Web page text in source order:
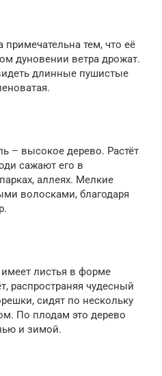
тем, что её
дуновении ветра дрожат.
длинные пушистые
– высокое дерево. Растёт
сажают его в
аллеях. Мелкие
волосками, благодаря
листья в форме
распространяя чудесный
сидят по нескольку
По плодам это дерево
и зимой.